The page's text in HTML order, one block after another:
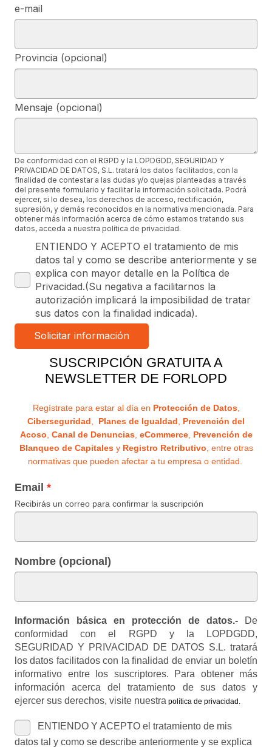
e-mail
Provincia (opcional)
Mensaje (opcional)
De conformidad con el RGPD y la LOPDGDD, SEGURIDAD Y
PRIVACIDAD DE DATOS, S.L. tratará los datos facilitados, con la
finalidad de contestar a las dudas y/o quejas planteadas a través
del presente formulario y facilitar la información solicitada. Podrá
ejercer, si lo desea, los derechos de acceso, rectificación,
supresión, y demás reconocidos en la normativa mencionada. Para
obtener más información acerca de cómo estamos tratando sus
datos, acceda a nuestra política de privacidad.
ENTIENDO Y ACEPTO el tratamiento de mis
datos tal y como se describe anteriormente y se
explica con mayor detalle en la Política de
Privacidad.(Su negativa a facilitarnos la
autorización implicará la imposibilidad de tratar
sus datos con la finalidad indicada).
SUSCRIPCIÓN GRATUITA A
NEWSLETTER DE FORLOPD
Regístrate para estar al día en Protección de Datos,
Ciberseguridad
Planes de Igualdad
Prevención del
Acoso Canal de Denuncias, eCommerce, Prevención de
Blanqueo de Capitalesy Registro Retributivo , entre otras
normativas que pueden afectar a tu empresa o entidad.
Email
Recibirás un correo para confirmar la suscripción
Nombre (opcional)
Información básica en protección de datos.- De
conformidad con el RGPD y la LOPDGDD,
SEGURIDAD Y PRIVACIDAD DE DATOS S.L. tratará
los datos facilitados con la finalidad de enviar un boletín
informativo entre los suscriptores. Para obtener más
información acerca del tratamiento de sus datos y
ejercer sus derechos, visite nuestra política de privacidad
ENTIENDO Y ACEPTO el tratamiento de mis
datos tal y como se describe anteriormente y se explica